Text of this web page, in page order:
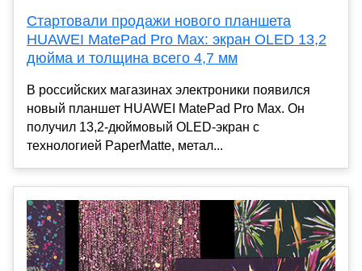
Стартовали продажи нового планшета
HUAWEI MatePad Pro Max: экран OLED 13,2
дюйма и толщина всего 4,7 мм
В российских магазинах электроники появился
новый планшет HUAWEI MatePad Pro Max. Он
получил 13,2-дюймовый OLED-экран с
технологией PaperMatte, метал...